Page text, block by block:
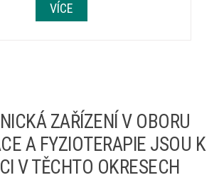
VÍCE
ZAŘÍZENÍ V OBORU
A FYZIOTERAPIE JSOU K
V TĚCHTO OKRESECH